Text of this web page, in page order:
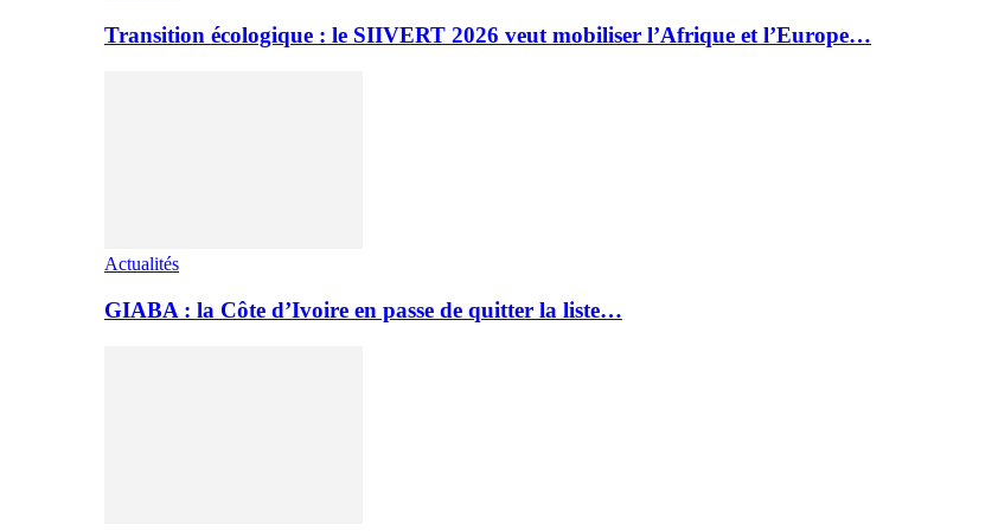
Transition écologique : le SIIVERT 2026 veut mobiliser l’Afrique et l’Europe…
Actualités
GIABA : la Côte d’Ivoire en passe de quitter la liste…